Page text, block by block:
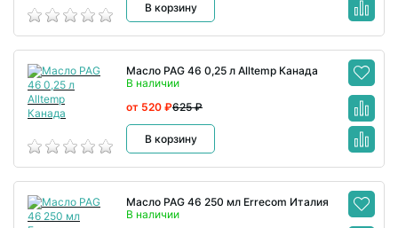
В корзину
Масло PAG 46 0,25 л Alltemp Канада
В наличии
625 ₽
от 520 ₽
В корзину
Масло PAG 46 250 мл Errecom Италия
В наличии